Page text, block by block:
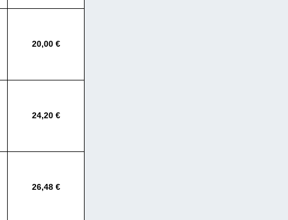
20,00 €
24,20 €
26,48 €